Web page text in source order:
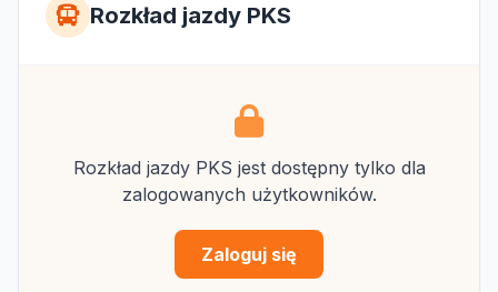
Rozkład jazdy PKS
Rozkład jazdy PKS jest dostępny tylko dla
zalogowanych użytkowników.
Zaloguj się